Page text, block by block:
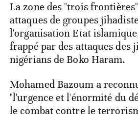
La zone des "trois
attaques de groupes
l'organisation Etat
frappé par des attaques des
nigérians de Boko Haram.
Mohamed Bazoum a
"l'urgence et l'énormité du
le combat contre le